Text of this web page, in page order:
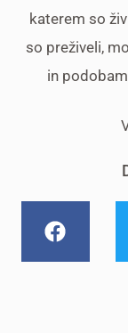
katerem so
so preživeli,
in